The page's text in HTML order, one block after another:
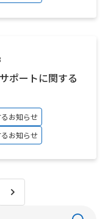
ポートに関する
お知らせ
お知らせ